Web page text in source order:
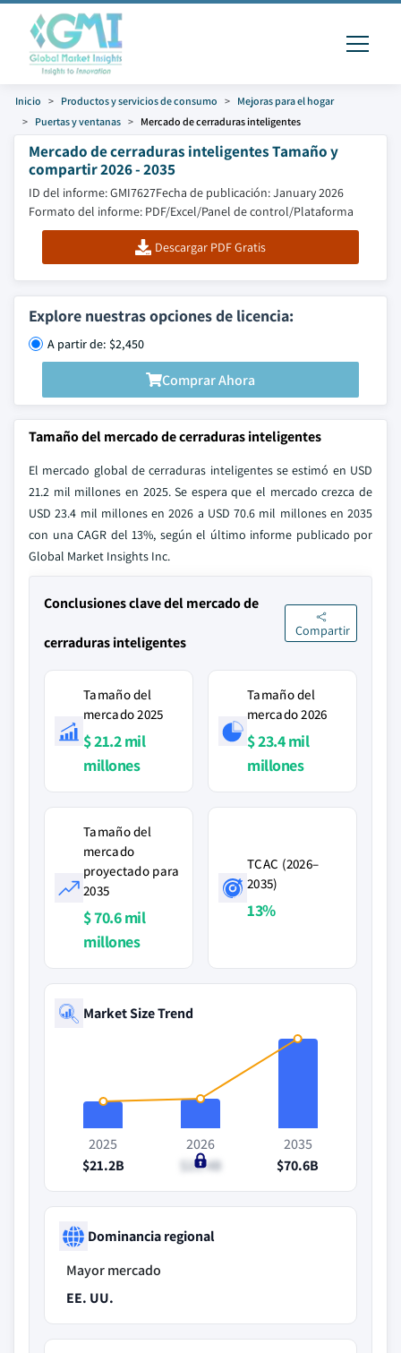
Inicio Productos y servicios de consumo
Mejoras para el hogar
Puertas y ventanas
Mercado de cerraduras inteligentes
Mercado de cerraduras inteligentes Tamaño y
compartir 2026 - 2035
ID del informe: GMI7627Fecha de publicación: January 2026
Formato del informe: PDF/Excel/Panel de control/Plataforma
Descargar PDF Gratis
Explore nuestras opciones de licencia:
A partir de: $2,450
Comprar Ahora
Tamaño del mercado de cerraduras inteligentes
El mercado global de cerraduras inteligentes se estimó en USD
21.2 mil millones en 2025. Se espera que el mercado crezca de
USD 23.4 mil millones en 2026 a USD 70.6 mil millones en 2035
con una CAGR del 13%, según el último informe publicado por
Global Market Insights Inc.
Conclusiones clave del mercado de
cerraduras inteligentes
Compartir
Tamaño del
mercado 2025
$ 21.2 mil
millones
Tamaño del
mercado 2026
$ 23.4 mil
millones
Tamaño del
mercado
proyectado para
2035
$ 70.6 mil
millones
TCAC (2026–
2035)
13%
Market Size Trend
2025
$21.2B
2026
$23.4B
2035
$70.6B
Dominancia regional
Mayor mercado
EE. UU.